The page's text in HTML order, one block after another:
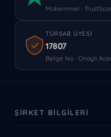
Mükemmel ·
TÜRSAB ÜYESI
17807
Belge No · Onaylı
ŞIRKET BILGILERI